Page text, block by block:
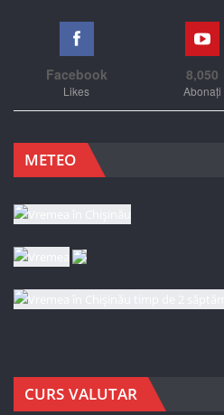
Facebook
Likes
8,050
Abonați
METEO
CURS VALUTAR